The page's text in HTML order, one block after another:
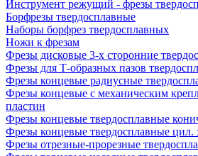
Инструмент режущий - фрезы
Борфрезы твердосплавные
Наборы борфрез твердосплавных
Ножи к фрезам
Фрезы дисковые 3-х сторонние
Фрезы для Т-образных пазов
Фрезы концевые радиусные
Фрезы концевые с механическим
пластин
Фрезы концевые твердосплавные
Фрезы концевые твердосплавные цил.
Фрезы отрезные-прорезные